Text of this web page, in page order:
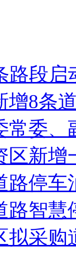
路段启
增8条
常委、
区新增
路停车
路智慧
拟采